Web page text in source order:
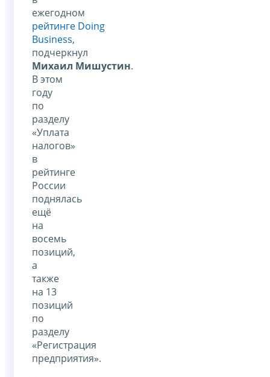
ежегодном
рейтинге Doing
Business,
подчеркнул
Михаил Мишустин.
В этом
году
по
разделу
«Уплата
налогов»
в
рейтинге
России
поднялась
ещё
на
восемь
позиций,
а
также
на 13
позиций
по
разделу
«Регистрация
предприятия».